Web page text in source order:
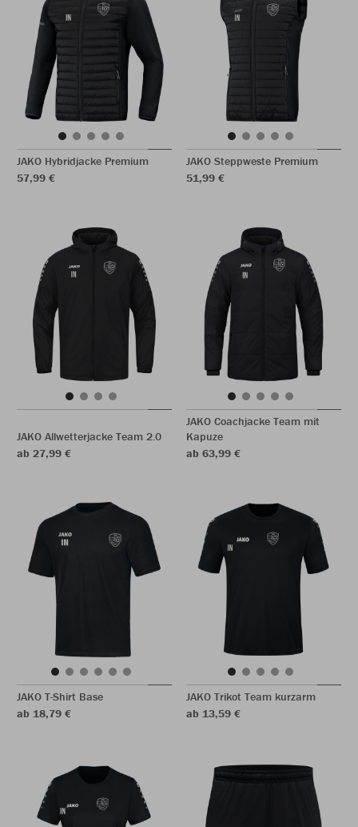
JAKO Hybridjacke Premium
57,99 €
JAKO Steppweste Premium
51,99 €
JAKO Allwetterjacke Team 2.0
ab 27,99 €
JAKO Coachjacke Team mit
Kapuze
ab 63,99 €
JAKO T-Shirt Base
ab 18,79 €
JAKO Trikot Team kurzarm
ab 13,59 €